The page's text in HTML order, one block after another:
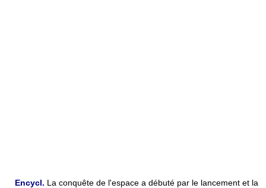
Encycl. La conquête de l'espace a débuté par le lancement et la